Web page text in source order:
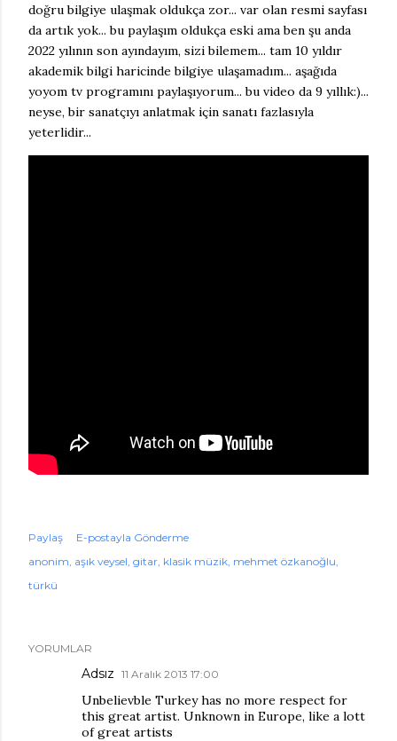
doğru bilgiye ulaşmak oldukça zor... var olan resmi sayfası
da artık yok... bu paylaşım oldukça eski ama ben şu anda
2022 yılının son ayındayım, sizi bilemem... tam 10 yıldır
akademik bilgi haricinde bilgiye ulaşamadım... aşağıda
yoyom tv programını paylaşıyorum... bu video da 9 yıllık:)...
neyse, bir sanatçıyı anlatmak için sanatı fazlasıyla
yeterlidir...
Paylaş
E-postayla Gönderme
anonim aşık veysel gitar klasik müzik mehmet özkanoğlu
türkü
YORUMLAR
Adsız 11 Aralık 2013 17:00
Unbelievble Turkey has no more respect for
this great artist. Unknown in Europe, like a lott
of great artists